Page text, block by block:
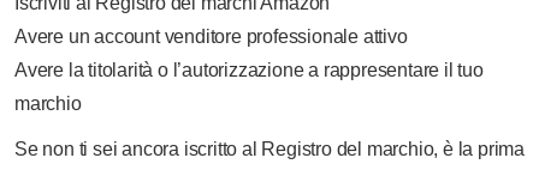
Avere un account venditore professionale attivo
Avere la titolarità o l’autorizzazione a rappresentare il tuo
marchio
Se non ti sei ancora iscritto al Registro del marchio, è la prima